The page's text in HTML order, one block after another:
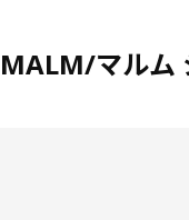
MALM/マルム